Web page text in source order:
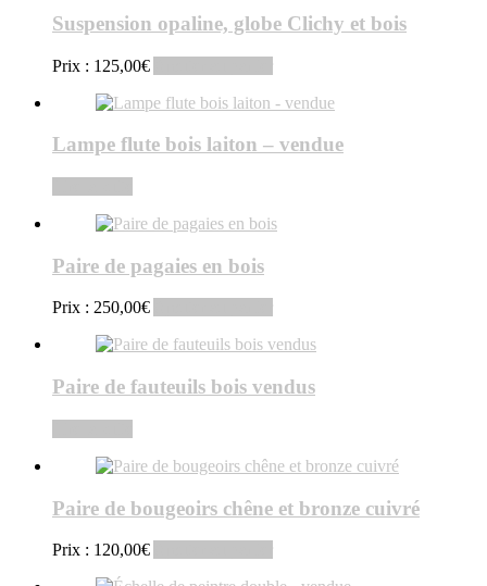
Suspension opaline, globe Clichy et bois
Prix : 125,00€
Lampe flute bois laiton – vendue
Paire de pagaies en bois
Prix : 250,00€
Paire de fauteuils bois vendus
Paire de bougeoirs chêne et bronze cuivré
Prix : 120,00€